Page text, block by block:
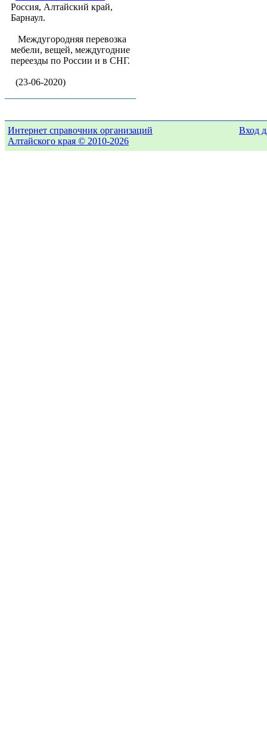
Россия, Алтайский край,
Барнаул.
Междугородняя перевозка
мебели, вещей, междугодние
переезды по России и в СНГ.
(23-06-2020)
Интернет справочник организаций
Алтайского края © 2010-2026
Вход